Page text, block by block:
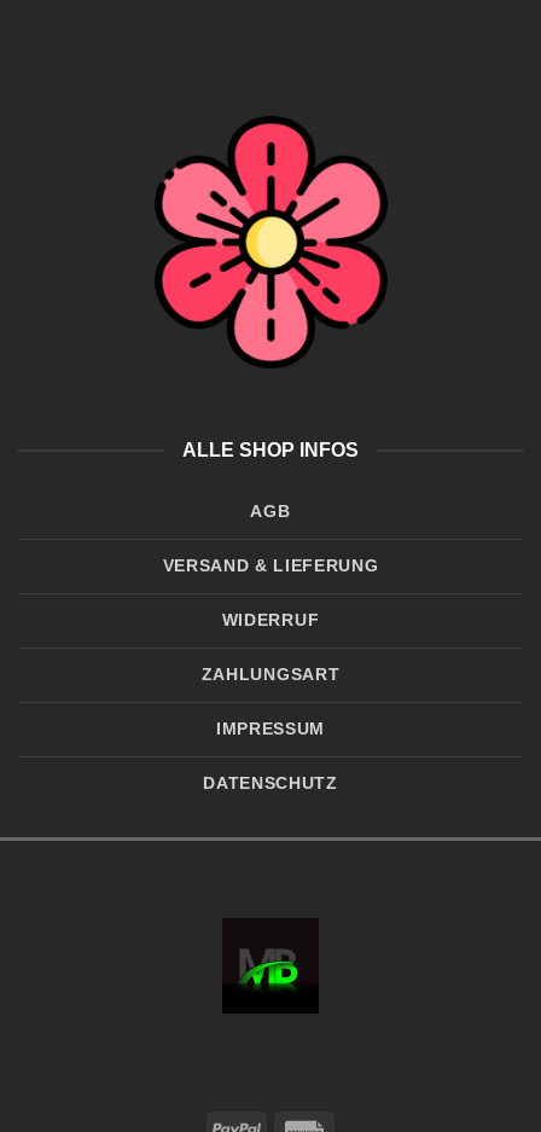
ALLE SHOP INFOS
AGB
VERSAND & LIEFERUNG
WIDERRUF
ZAHLUNGSART
IMPRESSUM
DATENSCHUTZ
PayPal